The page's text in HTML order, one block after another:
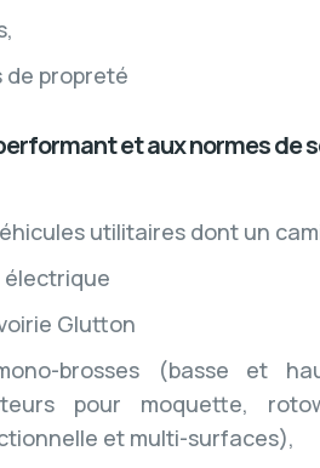
de propreté
et aux normes de
utilitaires dont un
électrique
Glutton
brosses (basse et
pour moquette,
et multi-surfaces),